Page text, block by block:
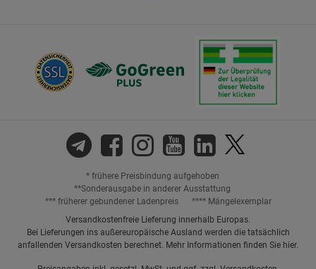
* frühere Preisbindung aufgehoben
**Sonderausgabe in anderer Ausstattung
*** früherer gebundener Ladenpreis
**** Mängelexemplar
Versandkostenfreie Lieferung innerhalb Europas.
Bei Lieferungen ins außereuropäische Ausland werden die tatsächlich
anfallenden Versandkosten berechnet. Mehr Informationen finden Sie hier.